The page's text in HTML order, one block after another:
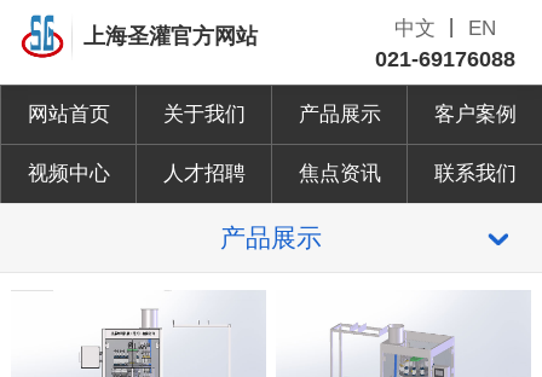
上海圣灌官方网站 中文 EN
021-69176088
网站首页 关于我们 产品展示 客户案例
视频中心 人才招聘 焦点资讯 联系我们
产品展示